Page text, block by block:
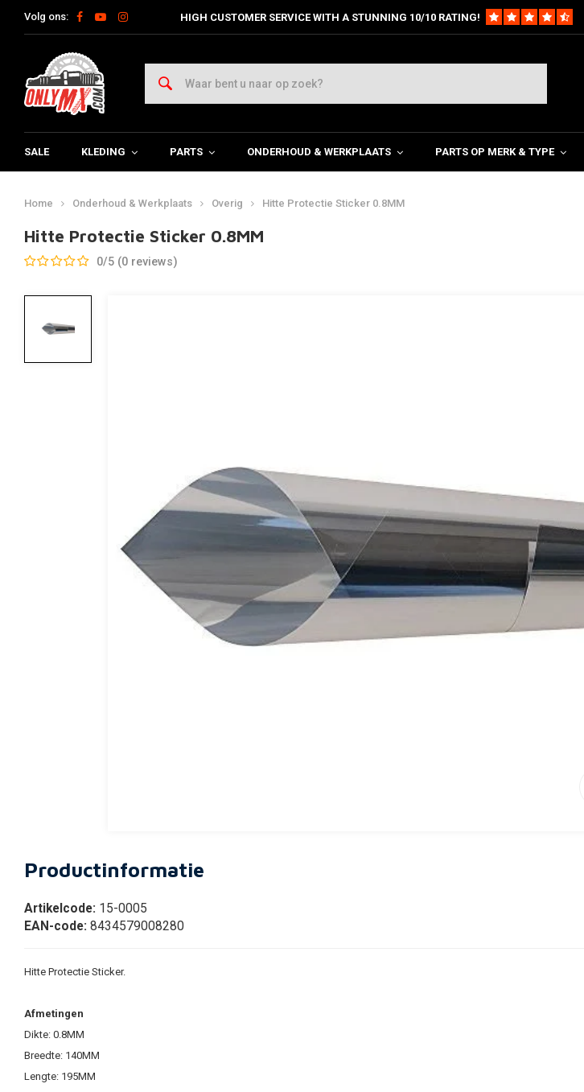
Volg ons: HIGH CUSTOMER SERVICE WITH A STUNNING 10/10 RATING!
SALE KLEDING PARTS ONDERHOUD & WERKPLAATS PARTS OP MERK & TYPE
Home Onderhoud & Werkplaats Overig Hitte Protectie Sticker 0.8MM
Hitte Protectie Sticker 0.8MM
0/5 (0 reviews)
Productinformatie
Artikelcode: 15-0005
EAN-code: 8434579008280
Hitte Protectie Sticker.
Afmetingen
Dikte: 0.8MM
Breedte: 140MM
Lengte: 195MM